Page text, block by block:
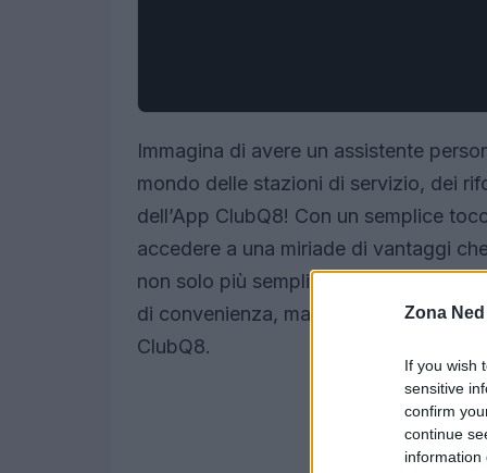
Zona Ned
If you wish
sensitive
confirm
continue
information
Immagina di avere un assistente
mondo delle stazioni di servizio, dei
dell’App ClubQ8! Con un semplice
accedere a una miriade di vantaggi
non solo più semplice, ma anche
di convenienza, magari
ClubQ8.